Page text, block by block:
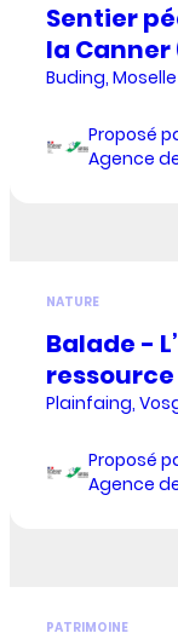
Sentier
la Canner
Buding,
Proposé
Agence
NATURE
Balade -
Plainfaing,
Proposé
Agence
PATRIMOINE